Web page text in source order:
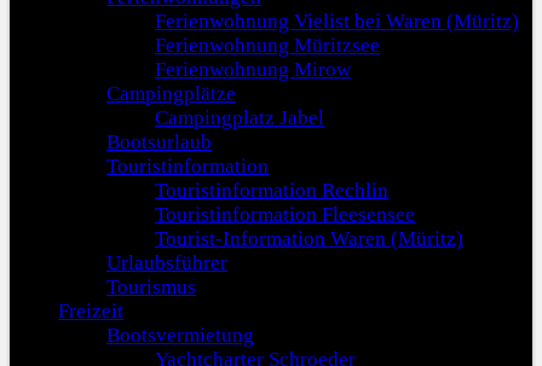
Ferienwohnung Vielist bei Waren (Müritz)
Ferienwohnung Müritzsee
Ferienwohnung Mirow
Campingplätze
Campingplatz Jabel
Bootsurlaub
Touristinformation
Touristinformation Rechlin
Touristinformation Fleesensee
Tourist-Information Waren (Müritz)
Urlaubsführer
Tourismus
Freizeit
Bootsvermietung
Yachtcharter Schroeder